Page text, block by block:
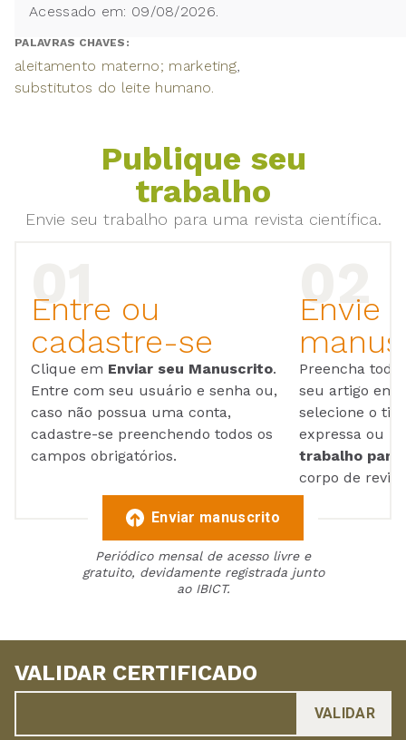
Acessado em: 09/08/2026.
PALAVRAS CHAVES:
aleitamento materno; marketing
substitutos do leite humano.
Publique seu
trabalho
Envie seu trabalho para uma revista científica.
Entre ou
cadastre-se
Clique em Enviar seu Manuscrito.
Entre com seu usuário e senha ou,
caso não possua uma conta,
cadastre-se preenchendo todos os
campos obrigatórios.
Envie
Preencha
seu artigo em
selecione o
expressa ou
trabalho para
corpo de
Enviar manuscrito
Periódico mensal de acesso livre e
gratuito, devidamente registrada junto
ao IBICT.
VALIDAR CERTIFICADO